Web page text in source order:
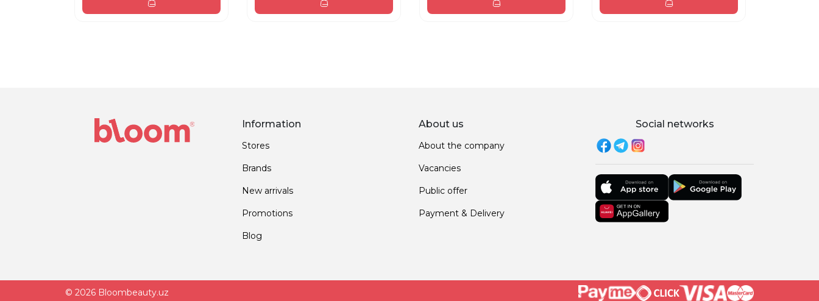
Information
Stores
Brands
New arrivals
Promotions
Blog
About us
About the company
Vacancies
Public offer
Payment & Delivery
Social networks
© 2026 Bloombeauty.uz